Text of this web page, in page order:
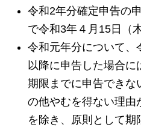
令和2年分確定申告の
で令和3年４月15日（
令和元年分について、
以降に申告した場合
期限までに申告できな
の他やむを得ない理由
を除き、原則として